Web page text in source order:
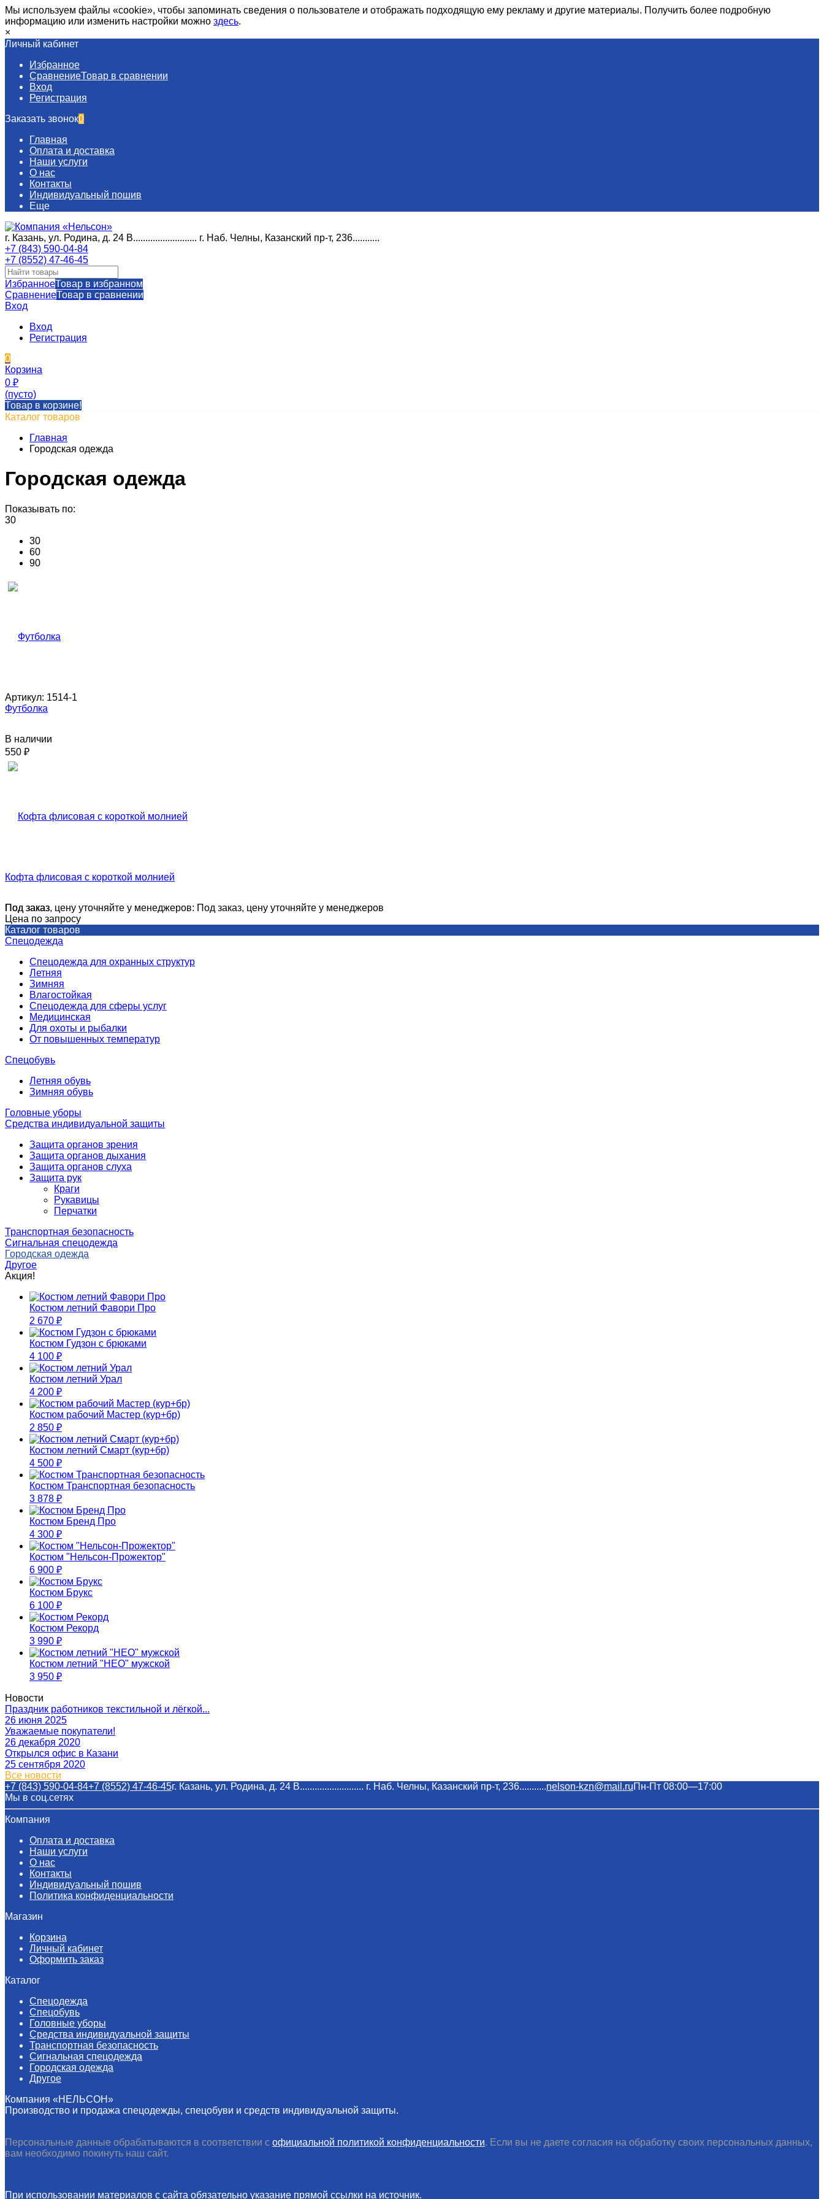
Мы используем файлы «cookie», чтобы запоминать сведения о пользователе и отображать подходящую ему рекламу и другие материалы. Получить более подробную
информацию или изменить настройки можно здесь.
×
Личный кабинет
Избранное
СравнениеТовар в сравнении
Вход
Регистрация
Заказать звонок0
Главная
Оплата и доставка
Наши услуги​
О нас
Контакты
Индивидуальный пошив
Еще
г. Казань, ул. Родина, д. 24 В.......................... г. Наб. Челны, Казанский пр-т, 236...........
+7 (843) 590-04-84
+7 (8552) 47-46-45
ИзбранноеТовар в избранном
СравнениеТовар в сравнении
Вход
Вход
Регистрация
0
Корзина
0 ₽
(пусто)
Товар в корзине!
Каталог товаров
Главная
Городская одежда
Городская одежда
Показывать по:
30
30
60
90
Артикул: 1514-1
Футболка
В наличии
550 ₽
Кофта флисовая с короткой молнией
Под заказ, цену уточняйте у менеджеров: Под заказ, цену уточняйте у менеджеров
Под заказ
Цена по запросу
Каталог товаров
Спецодежда
Спецодежда для охранных структур
Летняя
Зимняя
Влагостойкая
Спецодежда для сферы услуг
Медицинская
Для охоты и рыбалки
От повышенных температур
Спецобувь
Летняя обувь
Зимняя обувь
Головные уборы
Средства индивидуальной защиты
Защита органов зрения
Защита органов дыхания
Защита органов слуха
Защита рук
Краги
Рукавицы
Перчатки
Транспортная безопасность
Сигнальная спецодежда
Городская одежда
Другое
Акция!
Костюм летний Фавори Про
2 670 ₽
Костюм Гудзон с брюками
4 100 ₽
Костюм летний Урал
4 200 ₽
Костюм рабочий Мастер (кур+бр)
2 850 ₽
Костюм летний Смарт (кур+бр)
4 500 ₽
Костюм Транспортная безопасность
3 878 ₽
Костюм Бренд Про
4 300 ₽
Костюм "Нельсон-Прожектор"
6 900 ₽
Костюм Брукс
6 100 ₽
Костюм Рекорд
3 990 ₽
Костюм летний "НЕО" мужской
3 950 ₽
Новости
Праздник работников текстильной и лёгкой...
26 июня 2025
Уважаемые покупатели!
26 декабря 2020
Открылся офис в Казани
25 сентября 2020
Все новости
+7 (843) 590-04-84+7 (8552) 47-46-45г. Казань, ул. Родина, д. 24 В.......................... г. Наб. Челны, Казанский пр-т, 236...........nelson-kzn@mail.ruПн-Пт 08:00—17:00
Мы в соц.сетях
Компания
Оплата и доставка
Наши услуги​
О нас
Контакты
Индивидуальный пошив
Политика конфиденциальности
Магазин
Корзина
Личный кабинет
Оформить заказ
Каталог
Спецодежда
Спецобувь
Головные уборы
Средства индивидуальной защиты
Транспортная безопасность
Сигнальная спецодежда
Городская одежда
Другое
Компания «НЕЛЬСОН»
Производство и продажа спецодежды, спецобуви и средств индивидуальной защиты.
Персональные данные обрабатываются в соответствии с официальной политикой конфиденциальности. Если вы не даете согласия на обработку своих персональных данных,
вам необходимо покинуть наш сайт.
При использовании материалов с сайта обязательно указание прямой ссылки на источник.